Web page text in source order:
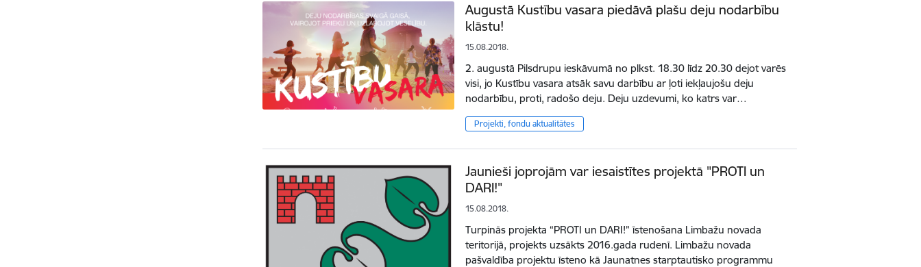
Augustā Kustību vasara piedāvā plašu deju nodarbību
klāstu!
15.08.2018.
2. augustā Pilsdrupu ieskāvumā no plkst. 18.30 līdz 20.30 dejot varēs
visi, jo Kustību vasara atsāk savu darbību ar ļoti iekļaujošu deju
nodarbību, proti, radošo deju. Deju uzdevumi, ko katrs var…
Projekti, fondu aktualitātes
Jaunieši joprojām var iesaistītes projektā "PROTI un
DARI!"
15.08.2018.
Turpinās projekta “PROTI un DARI!” īstenošana Limbažu novada
teritorijā, projekts uzsākts 2016.gada rudenī. Limbažu novada
pašvaldība projektu īsteno kā Jaunatnes starptautisko programmu